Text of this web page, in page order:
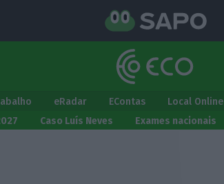
eRadar EContas Local Online
Caso Luís Neves Exames nacionais